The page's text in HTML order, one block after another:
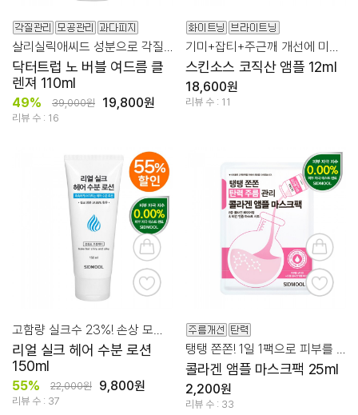
닥터트럽 노 버블 여드름 클
렌져 110ml
49% 39,000원 19,800원
리뷰 수 : 16
스킨소스 코직산 앰플 12ml
18,600원
리뷰 수 : 11
리얼 실크 헤어 수분 로션
150ml
55% 22,000원 9,800원
리뷰 수 : 37
콜라겐 앰플 마스크팩 25ml
2,200원
리뷰 수 : 33